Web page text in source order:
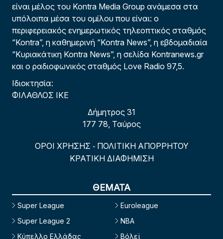
είναι μέλος του Kontra Media Group ανάμεσα στα
υπόλοιπα μέσα του ομίλου που είναι: ο
περιφερειακός ενημερωτικός τηλεοπτικός σταθμός
“Kontra”, η καθημερινή “Kontra News”, η εβδομαδιαία
“Κυριακάτικη Kontra News”, η σελίδα Kontranews.gr
και ο ραδιοφωνικός σταθμός Love Radio 97,5.
Ιδιοκτησία:
ΦΙΛΑΘΛΟΣ ΙΚΕ
Δήμητρος 31
177 78, Ταύρος
ΟΡΟΙ ΧΡΗΣΗΣ - ΠΟΛΙΤΙΚΗ ΑΠΟΡΡΗΤΟΥ
ΚΡΑΤΙΚΗ ΔΙΑΦΗΜΙΣΗ
ΘΕΜΑΤΑ
Super League
Super League 2
Κύπελλο Ελλάδας
Euroleague
NBA
Βόλεϊ